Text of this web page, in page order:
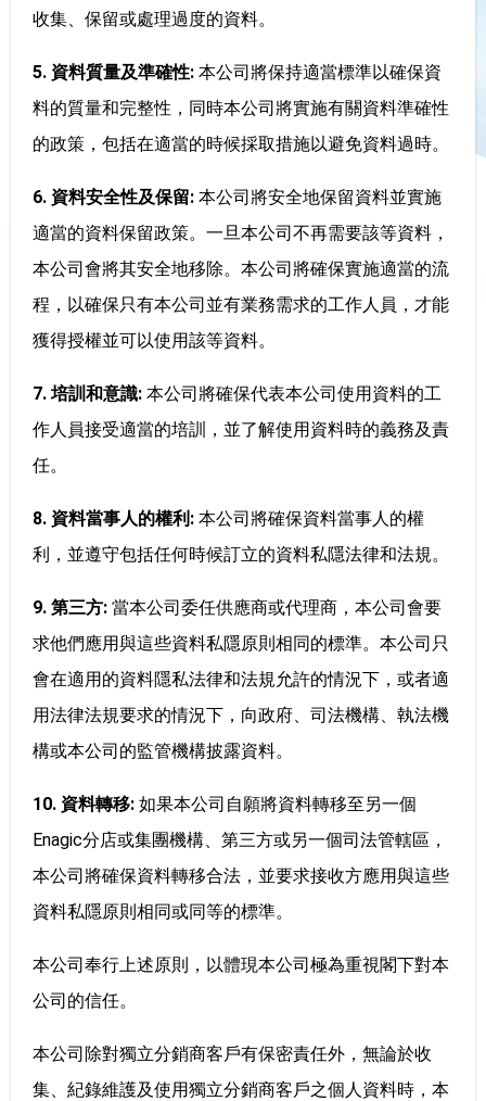
收集、保留或處理過度的資料。
5. 資料質量及準確性: 本公司將保持適當標準以確保資
料的質量和完整性，同時本公司將實施有關資料準確性
的政策，包括在適當的時候採取措施以避免資料過時。
6. 資料安全性及保留: 本公司將安全地保留資料並實施
適當的資料保留政策。一旦本公司不再需要該等資料，
本公司會將其安全地移除。本公司將確保實施適當的流
程，以確保只有本公司並有業務需求的工作人員，才能
獲得授權並可以使用該等資料。
7. 培訓和意識: 本公司將確保代表本公司使用資料的工
作人員接受適當的培訓，並了解使用資料時的義務及責
任。
8. 資料當事人的權利: 本公司將確保資料當事人的權
利，並遵守包括任何時候訂立的資料私隱法律和法規。
9. 第三方: 當本公司委任供應商或代理商，本公司會要
求他們應用與這些資料私隱原則相同的標準。本公司只
會在適用的資料隱私法律和法規允許的情況下，或者適
用法律法規要求的情況下，向政府、司法機構、執法機
構或本公司的監管機構披露資料。
10. 資料轉移: 如果本公司自願將資料轉移至另一個
Enagic分店或集團機構、第三方或另一個司法管轄區，
本公司將確保資料轉移合法，並要求接收方應用與這些
資料私隱原則相同或同等的標準。
本公司奉行上述原則，以體現本公司極為重視閣下對本
公司的信任。
本公司除對獨立分銷商客戶有保密責任外，無論於收
集、紀錄維護及使用獨立分銷商客戶之個人資料時，本